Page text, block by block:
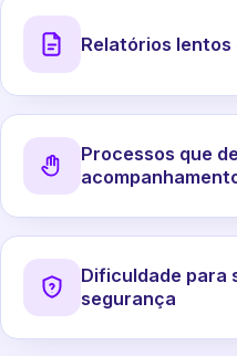
Relatórios
Processos que
Dificuldade para
segurança